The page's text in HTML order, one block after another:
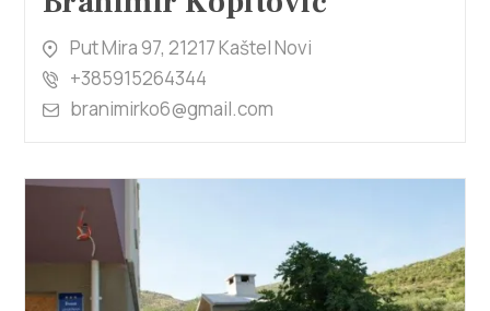
Put Mira 97, 21217 Kaštel Novi
+385915264344
branimirko6@gmail.com